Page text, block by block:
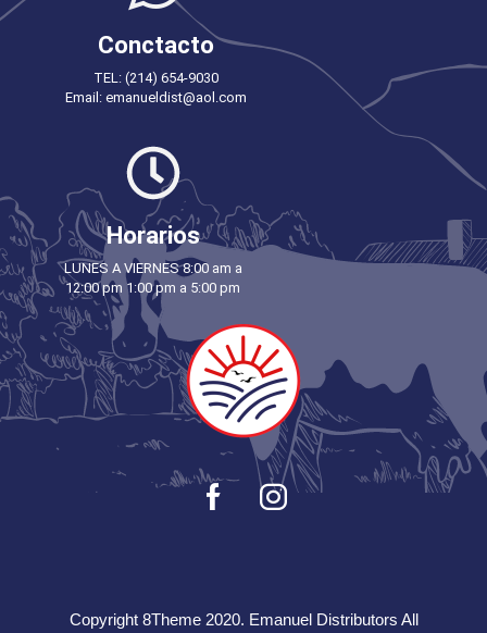
Conctacto
TEL: (214) 654-9030
Email: emanueldist@aol.com
Horarios
LUNES A VIERNES 8:00 am a
12:00 pm 1:00 pm a 5:00 pm
Copyright 8Theme 2020. Emanuel Distributors All